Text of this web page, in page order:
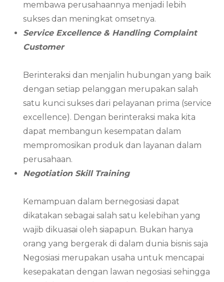
membawa perusahaannya menjadi lebih
sukses dan meningkat omsetnya.
Service Excellence & Handling Complaint
Customer
Berinteraksi dan menjalin hubungan yang baik
dengan setiap pelanggan merupakan salah
satu kunci sukses dari pelayanan prima (service
excellence). Dengan berinteraksi maka kita
dapat membangun kesempatan dalam
mempromosikan produk dan layanan dalam
perusahaan.
Negotiation Skill Training
Kemampuan dalam bernegosiasi dapat
dikatakan sebagai salah satu kelebihan yang
wajib dikuasai oleh siapapun. Bukan hanya
orang yang bergerak di dalam dunia bisnis saja
Negosiasi merupakan usaha untuk mencapai
kesepakatan dengan lawan negosiasi sehingga